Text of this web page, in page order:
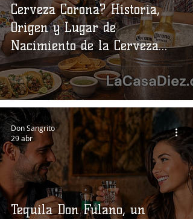
Cerveza Corona? Historia,
Origen y Lugar de
Nacimiento de la Cerveza
más Famosa del Mundo
Tequila Don Fulano, un
Don Sangrito
29 abr